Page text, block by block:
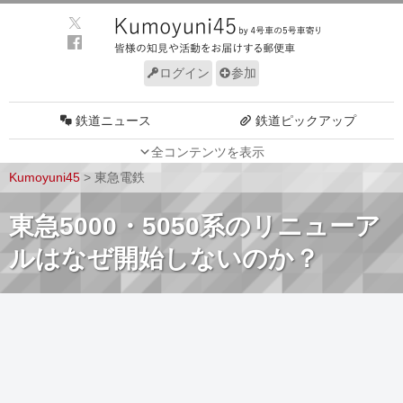
ログイン 参加
全コンテンツを表示
鉄道ニュース 鉄道ピックアップ
車両技術 路線探訪
ルール サイトについて
Kumoyuni45 > 東急電鉄
東急5000・5050系のリニューア
ルはなぜ開始しないのか？